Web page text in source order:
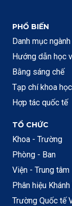
PHỔ BIẾN
Danh mục ngành
Hướng dẫn học
Bằng sáng chế
Tạp chí khoa học
Hợp tác quốc tế
TỔ CHỨC
Khoa - Trường
Phòng - Ban
Viện - Trung tâm
Phân hiệu
Trường Quốc tế